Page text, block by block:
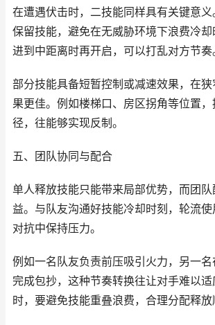
在遭遇伏击时，二技能同样具有关键意
保留技能，避免在无威胁环境下浪费冷
进到中距离时再开启，可以打乱对方节奏
部分技能具备短暂控制或减速效果，在
果更佳。例如楼梯口、房区拐角等位置
径，往能够实现反制。
五、团队协同与配合
单人释放技能只能带来局部优势，而团
益。与队友沟通好技能冷却时刻，轮流
对抗中保持压力。
例如一名队友负责前压吸引火力，另一
完成包抄，这种节奏转换往让对手难以
时，要避免技能重叠浪费，合理分配释放